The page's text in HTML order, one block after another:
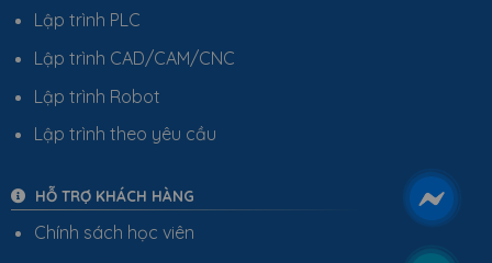
Lập trình PLC
Lập trình CAD/CAM/CNC
Lập trình Robot
Lập trình theo yêu cầu
HỖ TRỢ KHÁCH HÀNG
Chính sách học viên